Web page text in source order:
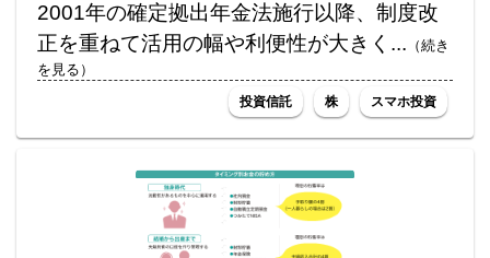
2001年の確定拠出年金法施行以降、制度改
正を重ねて活用の幅や利便性が大きく... （続き
を見る）
投資信託 株 スマホ投資